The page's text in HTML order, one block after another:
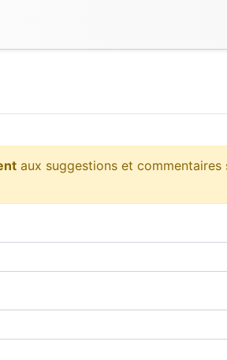
aux suggestions et